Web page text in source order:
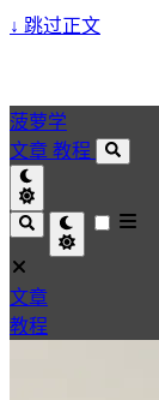
↓ 跳过正文
菠萝学
文章 教程
文章
教程